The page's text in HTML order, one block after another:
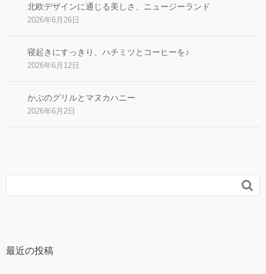
北欧デザインに通じる美しさ、ニュージーランド
2026年6月26日
寝起きにすっきり、ハチミツとコーヒーを♪
2026年6月12日
かぶのグリルとマヌカハニー
2026年6月2日

最近の投稿